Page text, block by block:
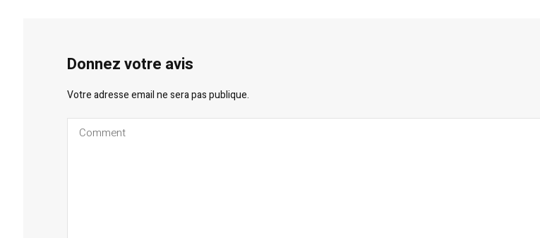
Donnez votre avis
Votre adresse email ne sera pas publique.